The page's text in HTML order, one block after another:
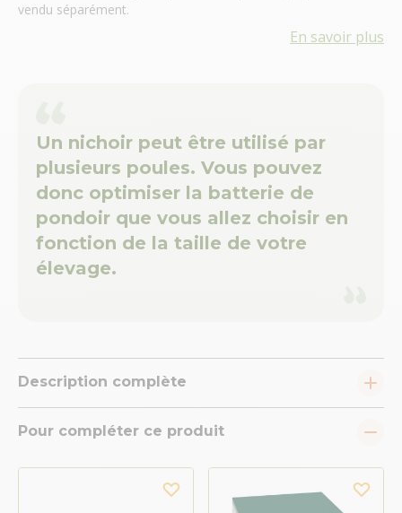
vendu séparément.
En savoir plus
Un nichoir peut être utilisé par
plusieurs poules. Vous pouvez
donc optimiser la batterie de
pondoir que vous allez choisir en
fonction de la taille de votre
élevage.
Description complète
Pour compléter ce produit